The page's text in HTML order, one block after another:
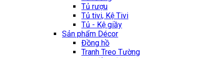
Tủ rượu
Tủ tivi, Kệ Tivi
Tủ - Kệ giầy
Sản phẩm Décor
Đồng hồ
Tranh Treo Tường